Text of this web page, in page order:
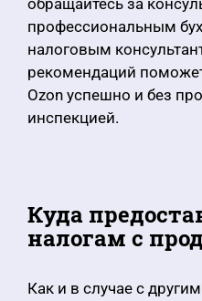
обращайтесь за
профессиональным
налоговым
рекомендаций
Ozon успешно и без
инспекцией.
Куда
налогам с
Как и в случае с